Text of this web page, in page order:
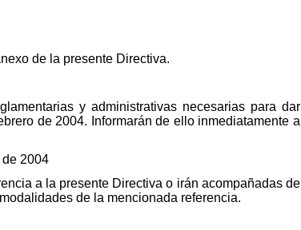
de la presente Directiva.
y administrativas necesarias para dar
de 2004. Informarán de ello inmediatamente a
2004
a la presente Directiva o irán acompañadas de
de la mencionada referencia.